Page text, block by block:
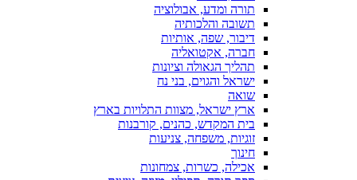
תורה ומדע, אבולוציה
תשובה והלכותיה
דיבור, שפה, אותיות
חברה, אקטואליה
תהליך הגאולה וציונות
ישראל והגוים, בני נח
שואה
ארץ ישראל, מצוות התלויות בארץ
בית המקדש, כהנים, קורבנות
זוגיות, משפחה, צניעות
חינוך
אכילה, כשרות, צמחונות